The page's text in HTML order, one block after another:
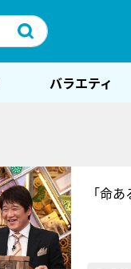
バラエティ
「命